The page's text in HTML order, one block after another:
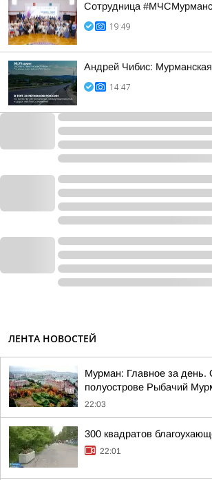
Сотрудница
19:49
Андрей Чибис:
14:47
ЛЕНТА НОВОСТЕЙ
Мурман: Главное за день.
полуострове Рыбачий
22:03
300 квадратов
22:01